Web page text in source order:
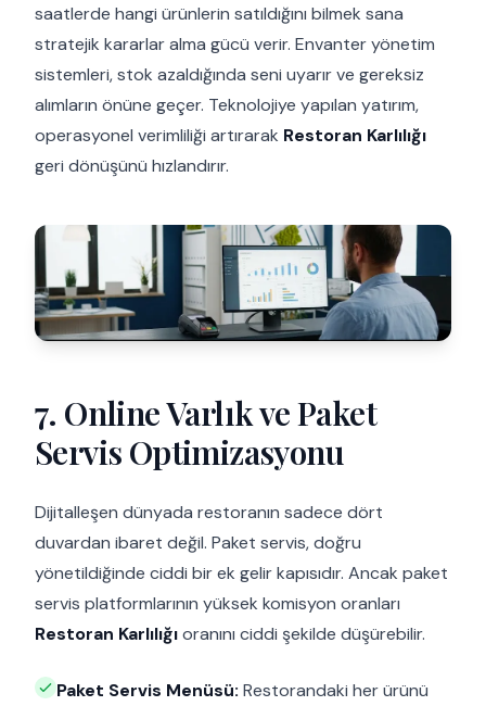
saatlerde hangi ürünlerin satıldığını bilmek sana
stratejik kararlar alma gücü verir. Envanter yönetim
sistemleri, stok azaldığında seni uyarır ve gereksiz
alımların önüne geçer. Teknolojiye yapılan yatırım,
operasyonel verimliliği artırarak Restoran Karlılığı
geri dönüşünü hızlandırır.
7. Online Varlık ve Paket
Servis Optimizasyonu
Dijitalleşen dünyada restoranın sadece dört
duvardan ibaret değil. Paket servis, doğru
yönetildiğinde ciddi bir ek gelir kapısıdır. Ancak paket
servis platformlarının yüksek komisyon oranları
Restoran Karlılığıoranını ciddi şekilde düşürebilir.
Paket Servis Menüsü: Restorandaki her ürünü